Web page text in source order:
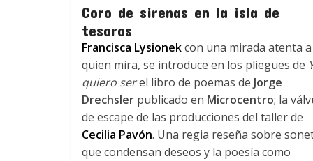
Coro de sirenas en la isla de
tesoros
Francisca Lysionekcon una mirada atenta a
quien mira, se introduce en los pliegues de
quiero serel libro de poemas de Jorge
Drechsler publicado en Microcentro; la
de escape de las producciones del taller de
Cecilia Pavón. Una regia reseña sobre
que condensan deseos y la poesía como